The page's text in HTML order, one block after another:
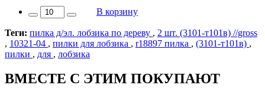
В корзину
Теги: пилка д/эл. лобзика по дереву , 2 шт. (3101-т101в) //gross
, 10321-04 , пилки для лобзика , r18897 пилка , (3101-т101в) ,
пилки , для , лобзика
ВМЕСТЕ С ЭТИМ ПОКУПАЮТ